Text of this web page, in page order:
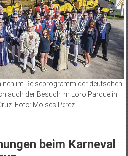
im Reiseprogramm der deutschen
auch der Besuch im Loro Parque in
Foto: Moisés Pérez
beim Karneval